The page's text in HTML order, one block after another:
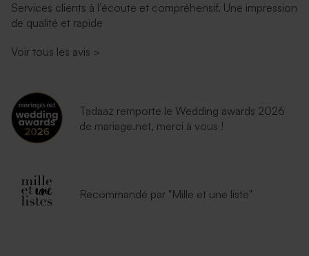
Services clients à l’écoute et compréhensif. Une impression
de qualité et rapide
Voir tous les avis >
Tadaaz remporte le Wedding awards 2026
de mariage.net, merci à vous !
Recommandé par "Mille et une liste"